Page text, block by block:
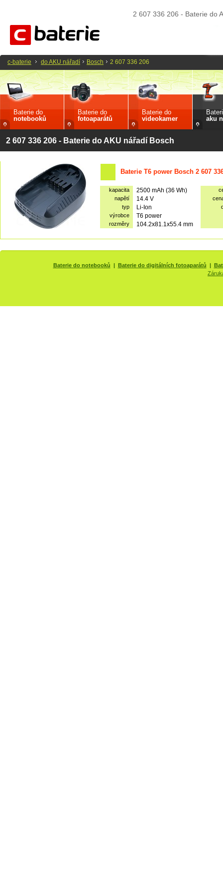
2 607 336 206 - Baterie do
Baterie do
notebooků
Baterie do
fotoaparátů
Baterie do
videokamer
aku
2 607 336 206 - Baterie do AKU nářadí Bosch
Baterie T6 power Bosch 2 607
kapacita 2500 mAh (36 Wh)
napětí
14.4 V
typ
Li-Ion
výrobce
T6 power
rozměry 104.2x81.1x55.4 mm
c-baterie do AKU nářadí Bosch 2 607 336 206
Baterie do notebooků | Baterie do digitálních fotoaparátů |